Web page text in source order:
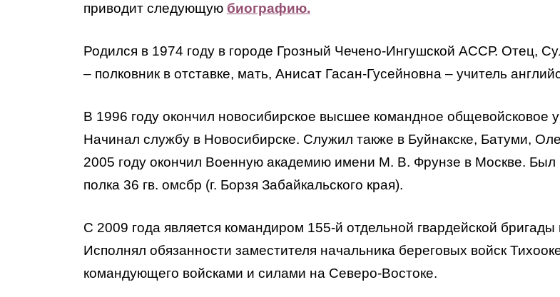
приводит следующую биографию.
Родился в 1974 году в городе Грозный Чечено-Ингушской АССР. Отец,
– полковник в отставке, мать, Анисат Гасан-Гусейновна – учитель
В 1996 году окончил новосибирское высшее командное общевойсковое
Начинал службу в Новосибирске. Служил также в Буйнакске, Батуми,
2005 году окончил Военную академию имени М. В. Фрунзе в Москве. Был
полка 36 гв. омсбр (г. Борзя Забайкальского края).
С 2009 года является командиром 155-й отдельной гвардейской
Исполнял обязанности заместителя начальника береговых войск
командующего войсками и силами на Северо-Востоке.